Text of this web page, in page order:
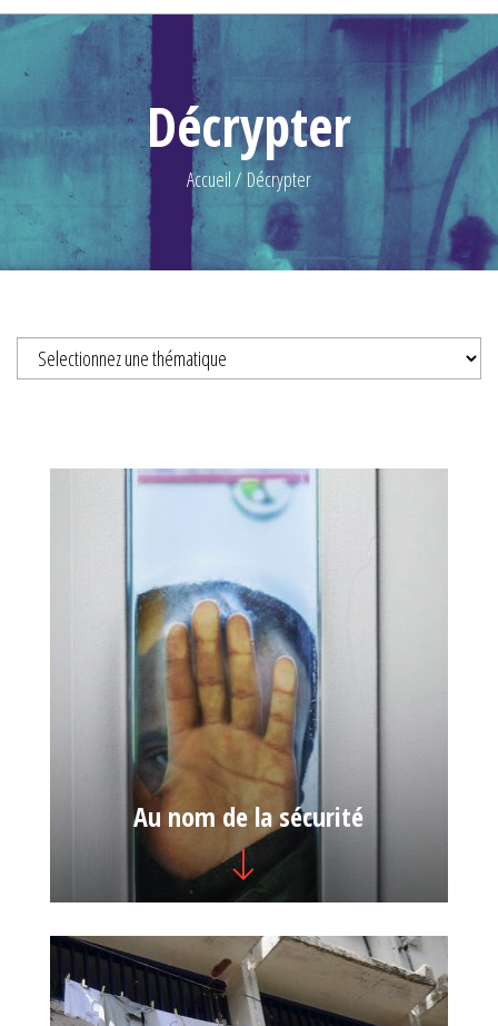
Décrypter
Accueil Décrypter
Au nom de la sécurité